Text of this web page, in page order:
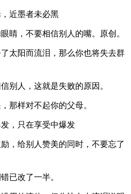
近墨者未必黑
睛，不要相信别人的嘴。原创。
太阳而流泪，那么你也将失去群
别人，这就是失败的原因。
那样对不起你的父母。
，只在享受中爆发
，给别人赞美的同时，不要忘了
已改了一半。